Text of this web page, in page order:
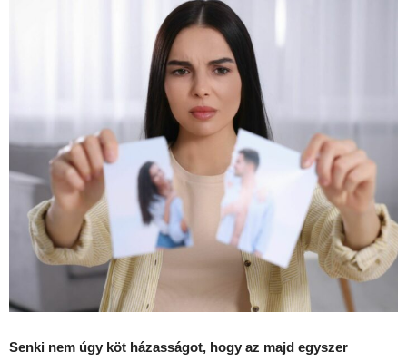
Senki nem úgy köt házasságot, hogy az majd egyszer